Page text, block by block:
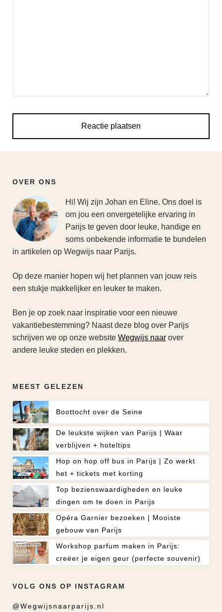
OVER ONS
Hi! Wij zijn Johan en Eline. Ons doel is
om jou een onvergetelijke ervaring in
Parijs te geven door leuke, handige en
soms onbekende informatie te bundelen
in artikelen op Wegwijs naar Parijs.
Op deze manier hopen wij het plannen van jouw reis
een stukje makkelijker en leuker te maken.
Ben je op zoek naar inspiratie voor een nieuwe
vakantiebestemming? Naast deze blog over Parijs
schrijven we op onze website Wegwijs naar over
andere leuke steden en plekken.
MEEST GELEZEN
Boottocht over de Seine
De leukste wijken van Parijs | Waar
verblijven + hoteltips
Hop on hop off bus in Parijs | Zo werkt
het + tickets met korting
Top bezienswaardigheden en leuke
dingen om te doen in Parijs
Opéra Garnier bezoeken | Mooiste
gebouw van Parijs
Workshop parfum maken in Parijs:
creëer je eigen geur (perfecte souvenir)
VOLG ONS OP INSTAGRAM
@Wegwijsnaarparijs.nl